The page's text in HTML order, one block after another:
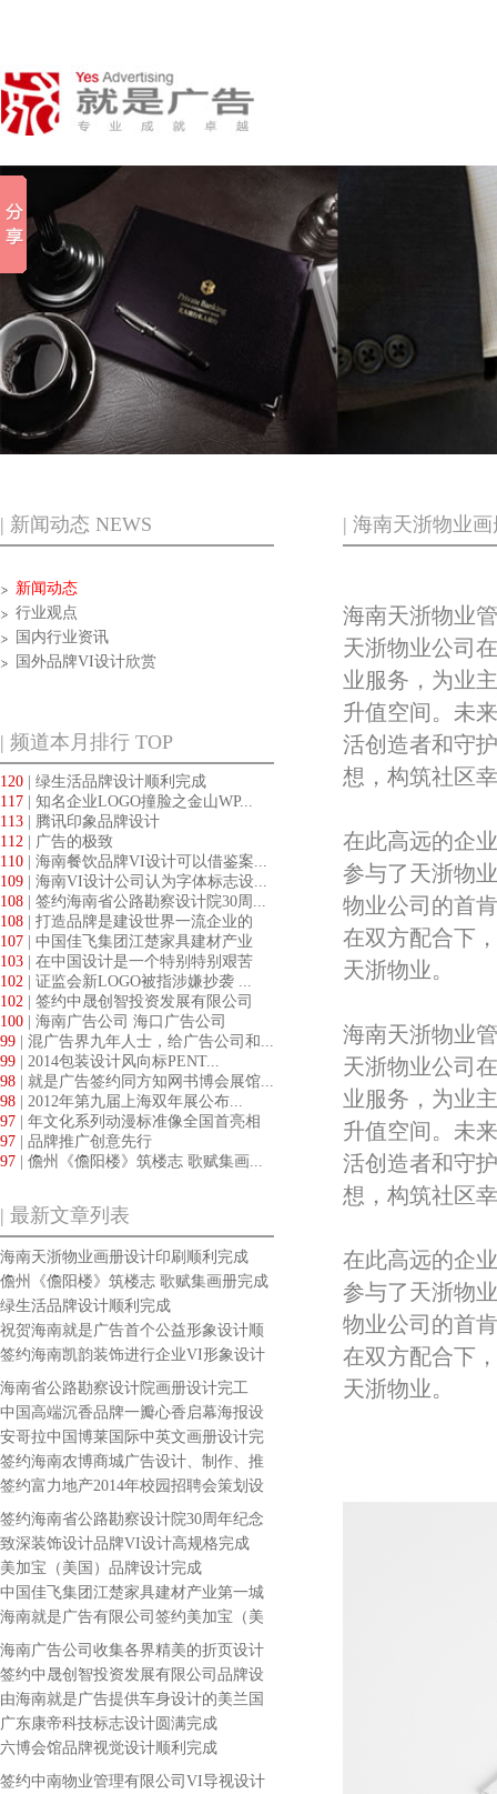
| 新闻动态 NEWS
新闻动态
行业观点
国内行业资讯
国外品牌VI设计欣赏
| 频道本月排行 TOP
120 | 绿生活品牌设计顺利完成
117 | 知名企业LOGO撞脸之金山WP...
113 | 腾讯印象品牌设计
112 | 广告的极致
110 | 海南餐饮品牌VI设计可以借鉴案...
109 | 海南VI设计公司认为字体标志设...
108 | 签约海南省公路勘察设计院30周...
108 | 打造品牌是建设世界一流企业的
必...
107 | 中国佳飞集团江楚家具建材产业
第...
103 | 在中国设计是一个特别特别艰苦
的...
102 | 证监会新LOGO被指涉嫌抄袭 ...
102 | 签约中晟创智投资发展有限公司
品...
100 | 海南广告公司 海口广告公司
99 | 混广告界九年人士，给广告公司和...
99 | 2014包装设计风向标PENT...
98 | 就是广告签约同方知网书博会展馆...
98 | 2012年第九届上海双年展公布...
97 | 年文化系列动漫标准像全国首亮相
97 | 品牌推广创意先行
97 | 儋州《儋阳楼》筑楼志 歌赋集画...
| 最新文章列表
海南天浙物业画册设计印刷顺利完成
儋州《儋阳楼》筑楼志 歌赋集画册完成
绿生活品牌设计顺利完成
祝贺海南就是广告首个公益形象设计顺
利完成
签约海南凯韵装饰进行企业VI形象设计
海南省公路勘察设计院画册设计完工
中国高端沉香品牌一瓣心香启幕海报设
计完成
安哥拉中国博莱国际中英文画册设计完
成
签约海南农博商城广告设计、制作、推
广
签约富力地产2014年校园招聘会策划设
计
签约海南省公路勘察设计院30周年纪念
画册
致深装饰设计品牌VI设计高规格完成
美加宝（美国）品牌设计完成
中国佳飞集团江楚家具建材产业第一城
VI设计
海南就是广告有限公司签约美加宝（美
国）月子中心企业形象设计
海南广告公司收集各界精美的折页设计
及设计阐述
签约中晟创智投资发展有限公司品牌设
计
由海南就是广告提供车身设计的美兰国
际机场巴士全新亮相
广东康帝科技标志设计圆满完成
六博会馆品牌视觉设计顺利完成
签约中南物业管理有限公司VI导视设计
| 海南天浙物业
海南天浙物业
天浙物业公司
业服务，为业
升值空间。未
活创造者和守
想，构筑社区
在此高远的企
参与了天浙物
物业公司的首
在双方配合下
天浙物业。
海南天浙物业
天浙物业公司
业服务，为业
升值空间。未
活创造者和守
想，构筑社区
在此高远的企
参与了天浙物
物业公司的首
在双方配合下
天浙物业。